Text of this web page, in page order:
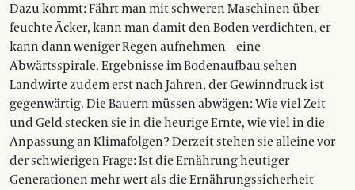
Dazu kommt: Fährt man mit schweren Maschinen über
feuchte Äcker, kann man damit den Boden verdichten, er
kann dann weniger Regen aufnehmen – eine
Abwärtsspirale. Ergebnisse im Bodenaufbau sehen
Landwirte zudem erst nach Jahren, der Gewinndruck ist
gegenwärtig. Die Bauern müssen abwägen: Wie viel Zeit
und Geld stecken sie in die heurige Ernte, wie viel in die
Anpassung an Klimafolgen? Derzeit stehen sie alleine vor
der schwierigen Frage: Ist die Ernährung heutiger
Generationen mehr wert als die Ernährungssicherheit